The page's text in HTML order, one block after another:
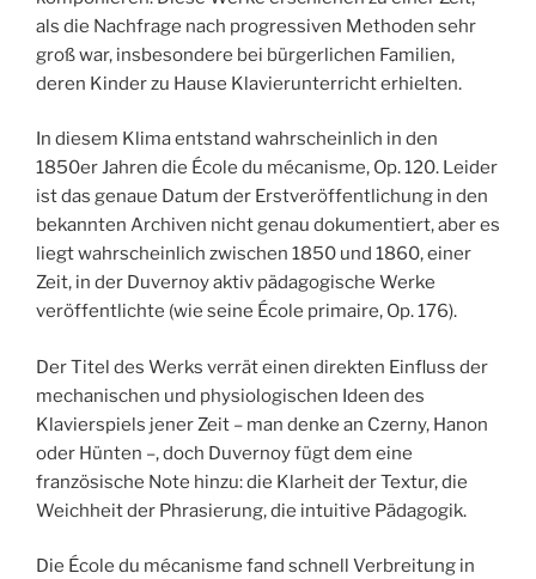
als die Nachfrage nach progressiven Methoden sehr
groß war, insbesondere bei bürgerlichen Familien,
deren Kinder zu Hause Klavierunterricht erhielten.
In diesem Klima entstand wahrscheinlich in den
1850er Jahren die École du mécanisme, Op. 120. Leider
ist das genaue Datum der Erstveröffentlichung in den
bekannten Archiven nicht genau dokumentiert, aber es
liegt wahrscheinlich zwischen 1850 und 1860, einer
Zeit, in der Duvernoy aktiv pädagogische Werke
veröffentlichte (wie seine École primaire, Op. 176).
Der Titel des Werks verrät einen direkten Einfluss der
mechanischen und physiologischen Ideen des
Klavierspiels jener Zeit – man denke an Czerny, Hanon
oder Hünten –, doch Duvernoy fügt dem eine
französische Note hinzu: die Klarheit der Textur, die
Weichheit der Phrasierung, die intuitive Pädagogik.
Die École du mécanisme fand schnell Verbreitung in